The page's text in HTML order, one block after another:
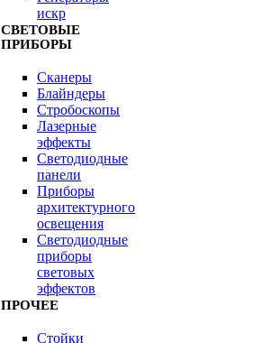
искр
СВЕТОВЫЕ
ПРИБОРЫ
Сканеры
Блайндеры
Стробоскопы
Лазерные
эффекты
Светодиодные
панели
Приборы
архитектурного
освещения
Светодиодные
приборы
световых
эффектов
ПРОЧЕЕ
Стойки